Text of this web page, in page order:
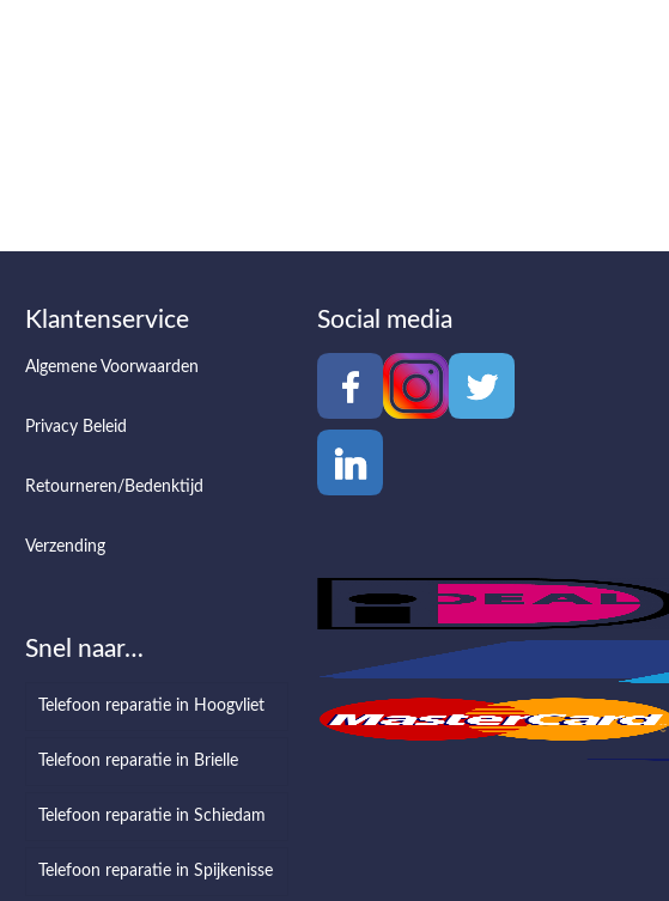
Klantenservice
Algemene Voorwaarden
Privacy Beleid
Retourneren/Bedenktijd
Verzending
Snel naar…
Telefoon reparatie in Hoogvliet
Telefoon reparatie in Brielle
Telefoon reparatie in Schiedam
Telefoon reparatie in Spijkenisse
Social media